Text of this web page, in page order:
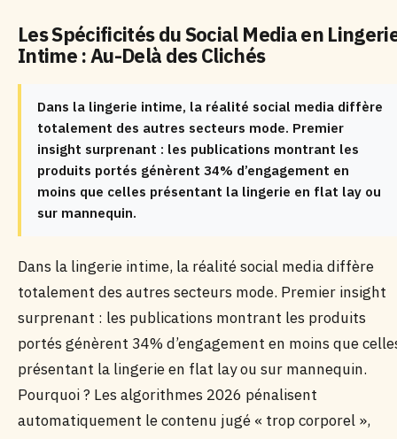
Les Spécificités du Social Media en
Intime : Au-Delà des Clichés
Dans la lingerie intime, la réalité social media diffère
totalement des autres secteurs mode. Premier
insight surprenant : les publications montrant les
produits portés génèrent 34% d’engagement en
moins que celles présentant la lingerie en flat lay ou
sur mannequin.
Dans la lingerie intime, la réalité social media diffère
totalement des autres secteurs mode. Premier insight
surprenant : les publications montrant les produits
portés génèrent 34% d’engagement en moins que
présentant la lingerie en flat lay ou sur mannequin.
Pourquoi ? Les algorithmes 2026 pénalisent
automatiquement le contenu jugé « trop corporel »,